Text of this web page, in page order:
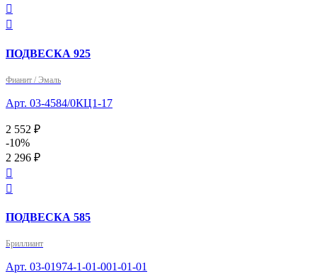


ПОДВЕСКА 925
Фианит / Эмаль
Арт. 03-4584/0КЦ1-17
2 552 ₽
-10%
2 296 ₽


ПОДВЕСКА 585
Бриллиант
Арт. 03-01974-1-01-001-01-01